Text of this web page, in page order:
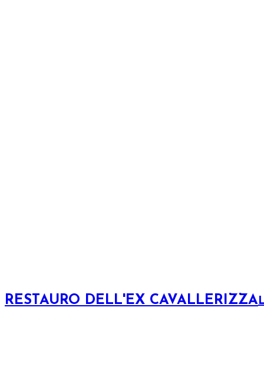
RESTAURO DELL'EX CAVALLERIZZA